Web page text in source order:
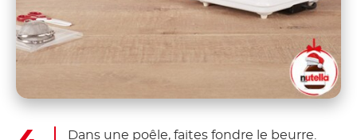
Dans une poêle, faites fondre le beurre.